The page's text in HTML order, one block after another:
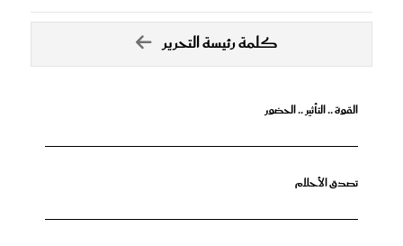
كلمة رئيسة التحرير
القوة .. التأثير .. الحضور
تصدق الأحلام